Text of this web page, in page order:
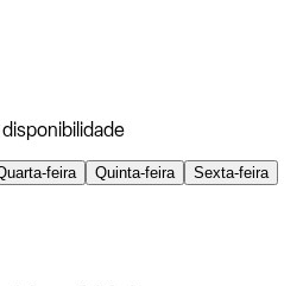
feira Quinta-feira
Sexta-feira